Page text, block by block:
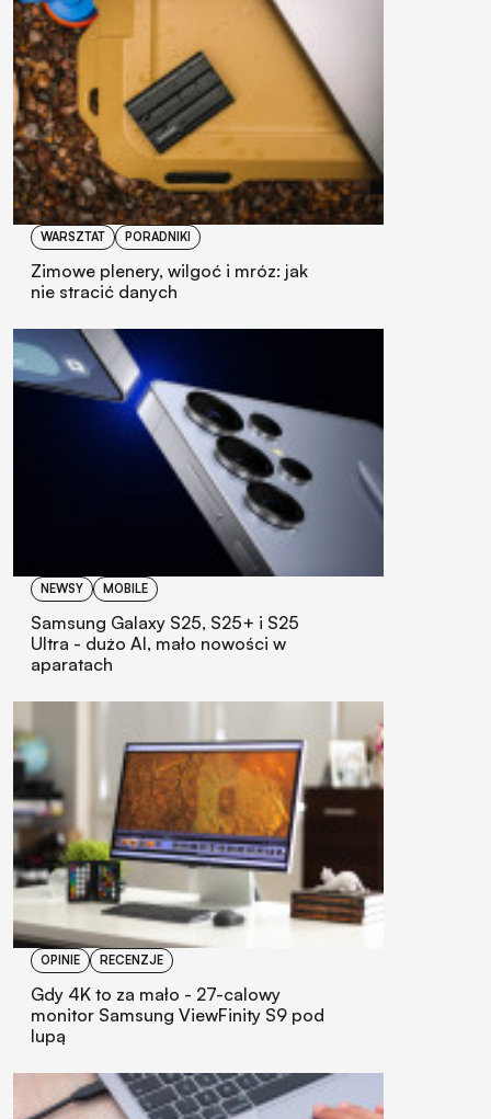
WARSZTAT PORADNIKI
Zimowe plenery, wilgoć i mróz: jak
nie stracić danych
NEWSY MOBILE
Samsung Galaxy S25, S25+ i S25
Ultra - dużo AI, mało nowości w
aparatach
OPINIE RECENZJE
Gdy 4K to za mało - 27-calowy
monitor Samsung ViewFinity S9 pod
lupą